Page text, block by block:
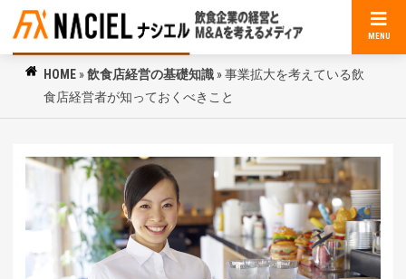
MENU
HOME »飲食店経営の基礎知識 »事業拡大を考えている飲
食店経営者が知っておくべきこと